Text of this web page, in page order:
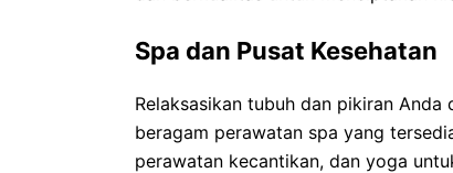
Spa dan Pusat Kesehatan
Relaksasikan tubuh dan pikiran
beragam perawatan spa yang
perawatan kecantikan, dan yoga